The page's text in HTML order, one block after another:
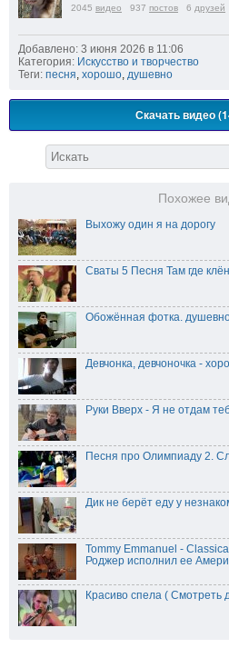
2045 видео 937 постов 6 друзей
Добавлено: 3 июня 2026 в 11:06
Категория: Искусство и творчество
Теги: песня хорошо душевно
Скачать видео
Похожее
Выхожу один я на дорогу
Сваты 5 Песня Там где
Обожённая фотка.
Девчонка, девчоночка -
Руки Вверх - Я не отдам
Песня про Олимпиаду 2.
Дик не берёт еду у
Tommy Emmanuel -
Роджер исполнил ее
Красиво спела ( Смотреть